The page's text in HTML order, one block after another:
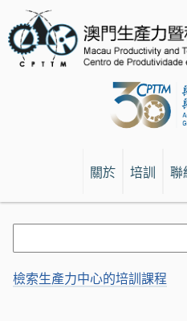
關於 培訓 聯
檢索生產力中心的培訓課程